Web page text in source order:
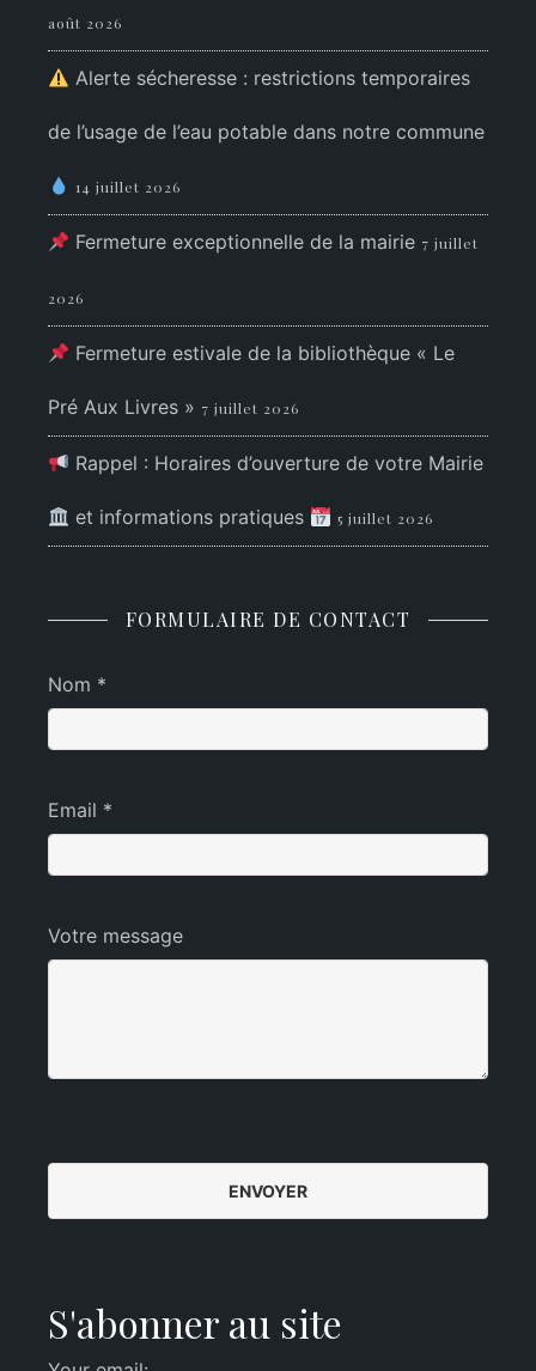
août 2026
Alerte sécheresse : restrictions temporaires
de l’usage de l’eau potable dans notre commune
14 juillet 2026
Fermeture exceptionnelle de la mairie 7 juillet
2026
Fermeture estivale de la bibliothèque « Le
Pré Aux Livres » 7 juillet 2026
Rappel : Horaires d’ouverture de votre Mairie
et informations pratiques 5 juillet 2026
FORMULAIRE DE CONTACT
Nom *
Email *
Votre message
S'abonner au site